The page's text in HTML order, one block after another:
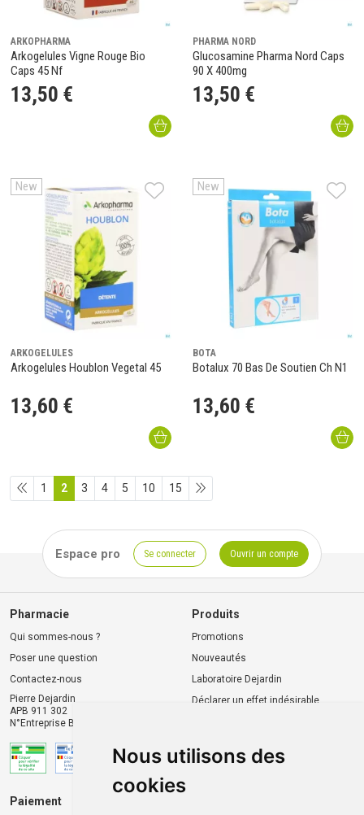
Nous utilisons des
cookies
ARKOPHARMA
Arkogelules Vigne Rouge Bio
Caps 45 Nf
13,50 €
PHARMA NORD
Glucosamine Pharma Nord Caps
90 X 400mg
13,50 €
New
ARKOGELULES
Arkogelules Houblon Vegetal 45
13,60 €
New
BOTA
Botalux 70 Bas De Soutien Ch N1
13,60 €
1 2 3 4 5 10 15
Espace pro Se connecter Ouvrir un compte
Pharmacie
Qui sommes-nous ?
Poser une question
Contactez-nous
Pierre Dejardin
APB 911 302
N°Entreprise BE0446.901.764
Produits
Promotions
Nouveautés
Laboratoire Dejardin
Déclarer un effet indésirable
Paiement